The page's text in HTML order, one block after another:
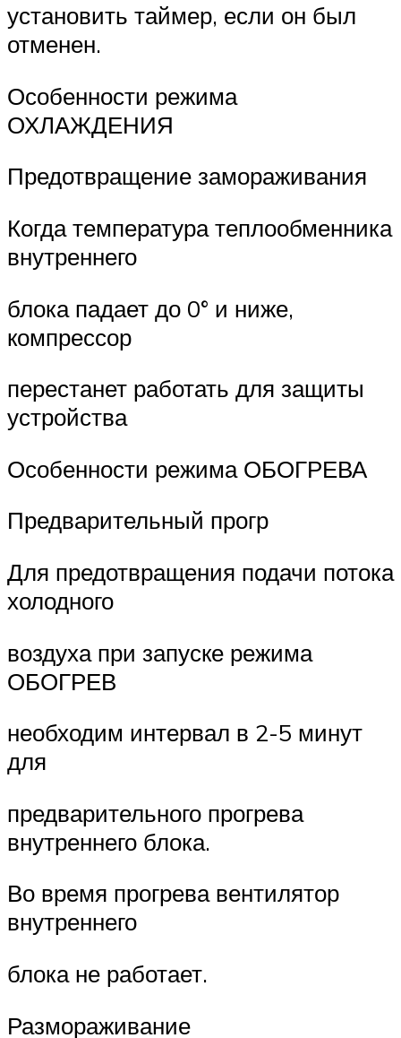
установить таймер, если он был
отменен.
Особенности режима
ОХЛАЖДЕНИЯ
Предотвращение замораживания
Когда температура теплообменника
внутреннего
блока падает до 0° и ниже,
компрессор
перестанет работать для защиты
устройства
Особенности режима ОБОГРЕВА
Предварительный прогр
Для предотвращения подачи потока
холодного
воздуха при запуске режима
ОБОГРЕВ
необходим интервал в 2-5 минут
для
предварительного прогрева
внутреннего блока.
Во время прогрева вентилятор
внутреннего
блока не работает.
Размораживание